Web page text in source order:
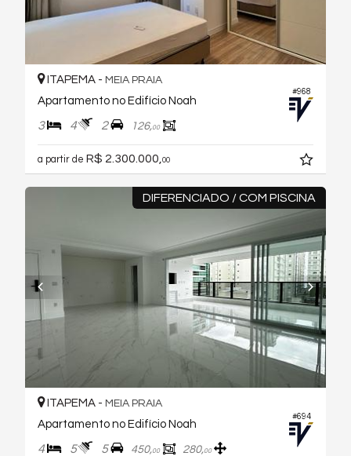
#968
ITAPEMA - MEIA PRAIA
Apartamento no Edifício Noah
3 4 2 126,00
a partir de R$ 2.300.000, 00
DIFERENCIADO / COM PISCINA
#694
ITAPEMA - MEIA PRAIA
Apartamento no Edifício Noah
4 5 5 450,00 280,00